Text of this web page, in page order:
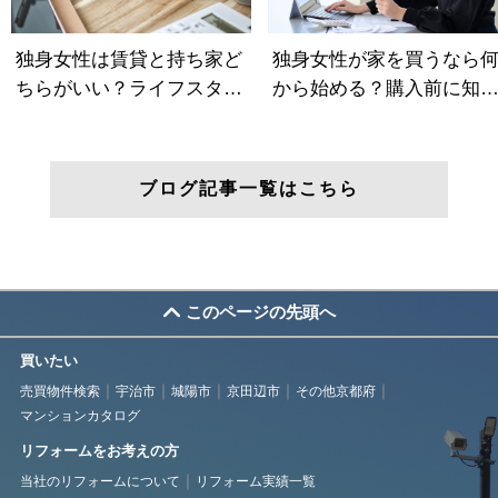
ブログ記事一覧はこちら
このページの先頭へ
買いたい
売買物件検索 宇治市 城陽市 京田辺市
その他京都府
マンションカタログ
リフォームをお考えの方
当社のリフォームについて リフォーム実績一覧